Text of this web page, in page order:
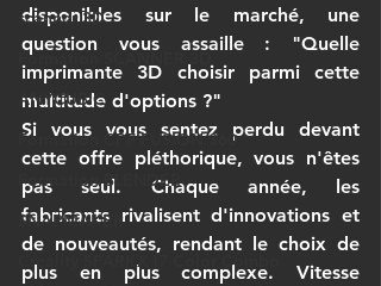
scanner 3D
Formation SCANNER 3D
ANYCUBIC
Formation CPF FUSION 360
Formation BLENDER
SNAPMAKER
Creality SPARKX i7 Color Combo
disponibles sur le marché, une
question vous assaille :
"Quelle
imprimante 3D choisir parmi cette
multitude d'options ?"
Si vous vous sentez perdu devant
cette offre pléthorique, vous n'êtes
pas seul. Chaque année, les
fabricants rivalisent d'innovations et
de nouveautés, rendant le choix de
plus en plus complexe. Vitesse